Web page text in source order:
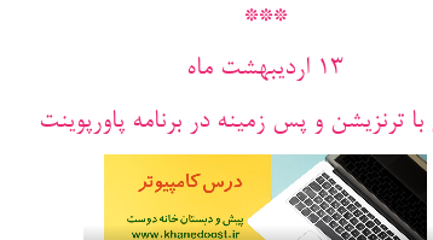
***
13 اردیبهشت ماه
با ترنزیشن و پس زمینه در برنامه پاورپوینت